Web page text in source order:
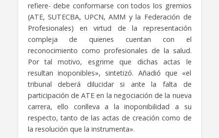
refiere- debe conformarse con todos los gremios
(ATE, SUTECBA, UPCN, AMM y la Federación de
Profesionales) en virtud de la representación
compleja de quienes cuentan con el
reconocimiento como profesionales de la salud.
Por tal motivo, esgrime que dichas actas le
resultan inoponibles», sintetizó. Añadió que «el
tribunal deberá dilucidar si ante la falta de
participación de ATE en la negociación de la nueva
carrera, ello conlleva a la inoponibilidad a su
respecto, tanto de las actas de creación como de
la resolución que la instrumenta».